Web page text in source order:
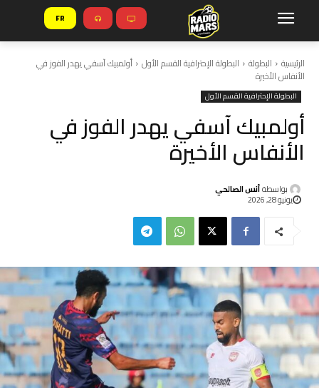
FR
الرئيسية البطولة البطولة الإحترافية القسم الأول أولمبيك آسفي يهدر الفوز في
الأنفاس الأخيرة
البطولة الإحترافية القسم الأول
أولمبيك آسفي يهدر الفوز في
الأنفاس الأخيرة
بواسطةأنس الصالحي
يونيو 28, 2026